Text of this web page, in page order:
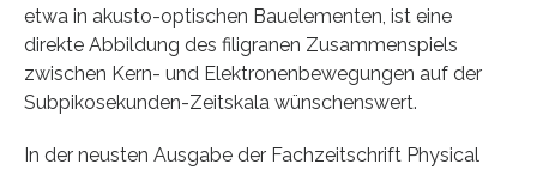
etwa in akusto-optischen Bauelementen, ist eine
direkte Abbildung des filigranen Zusammenspiels
zwischen Kern- und Elektronenbewegungen auf der
Subpikosekunden-Zeitskala wünschenswert.
In der neusten Ausgabe der Fachzeitschrift Physical